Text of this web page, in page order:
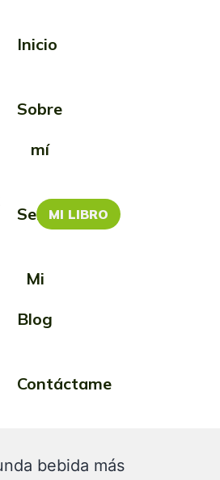
Inicio
Sobre
mí
Servicios
Mi
Blog
Contáctame
MI LIBRO
bebida más